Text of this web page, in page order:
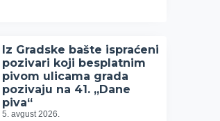
Iz Gradske bašte ispraćeni
pozivari koji besplatnim
pivom ulicama grada
pozivaju na 41. „Dane
piva“
5. avgust 2026.